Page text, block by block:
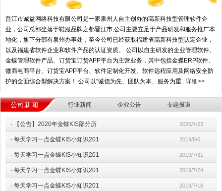
晋江市诚益网络科技有限公司是一家泉州人自主创办的高新科技型管理软件企
业，公司总部坐落于鞋服品牌之都晋江市,公司主要立足于产品研发和服务推广本
地化，旗下分部有泉州办事处，至今公司已经获取福建省高新科技型认定企业，
以及福建省软件企业和软件产品的认证资质。 公司以自主研发的企业管理软件、
金蝶管理软件产品、订货宝订货APP平台为主营业务，其中包括金蝶ERP软件、
微商电商平台、订货宝APP平台、软件定制化开发、软件远程应用及网络安全防
护的全面综合型解决方案！ 公司以“诚信为先、团队为本、服务为重...详细>>
公司新闻 行业新闻 企业公告 专题报道
· 【公告】2020年金蝶KIS部分历 2020/4/23
· 每天学习一点金蝶KIS小知识201 2019/8/6
· 每天学习一点金蝶KIS小知识201 2019/7/31
· 每天学习一点金蝶KIS小知识201 2019/7/24
· 每天学习一点金蝶KIS小知识201 2019/7/18